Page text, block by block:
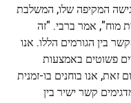
המקיפה שלו, המשלבת
מוח", אמר ברבי. "זה
בין הגורמים הללו. אנו
פשוטים באמצעות
זאת, אנו בוחנים בו-זמנית
קשר ישיר בין